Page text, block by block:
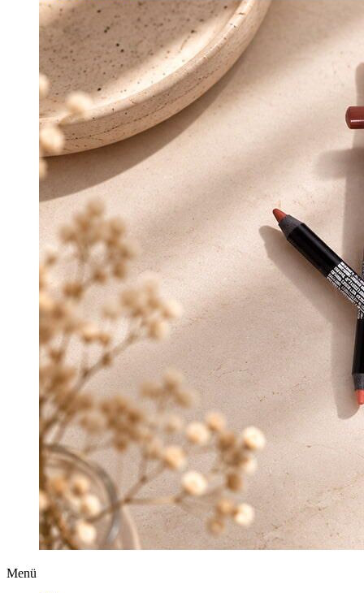
Menü